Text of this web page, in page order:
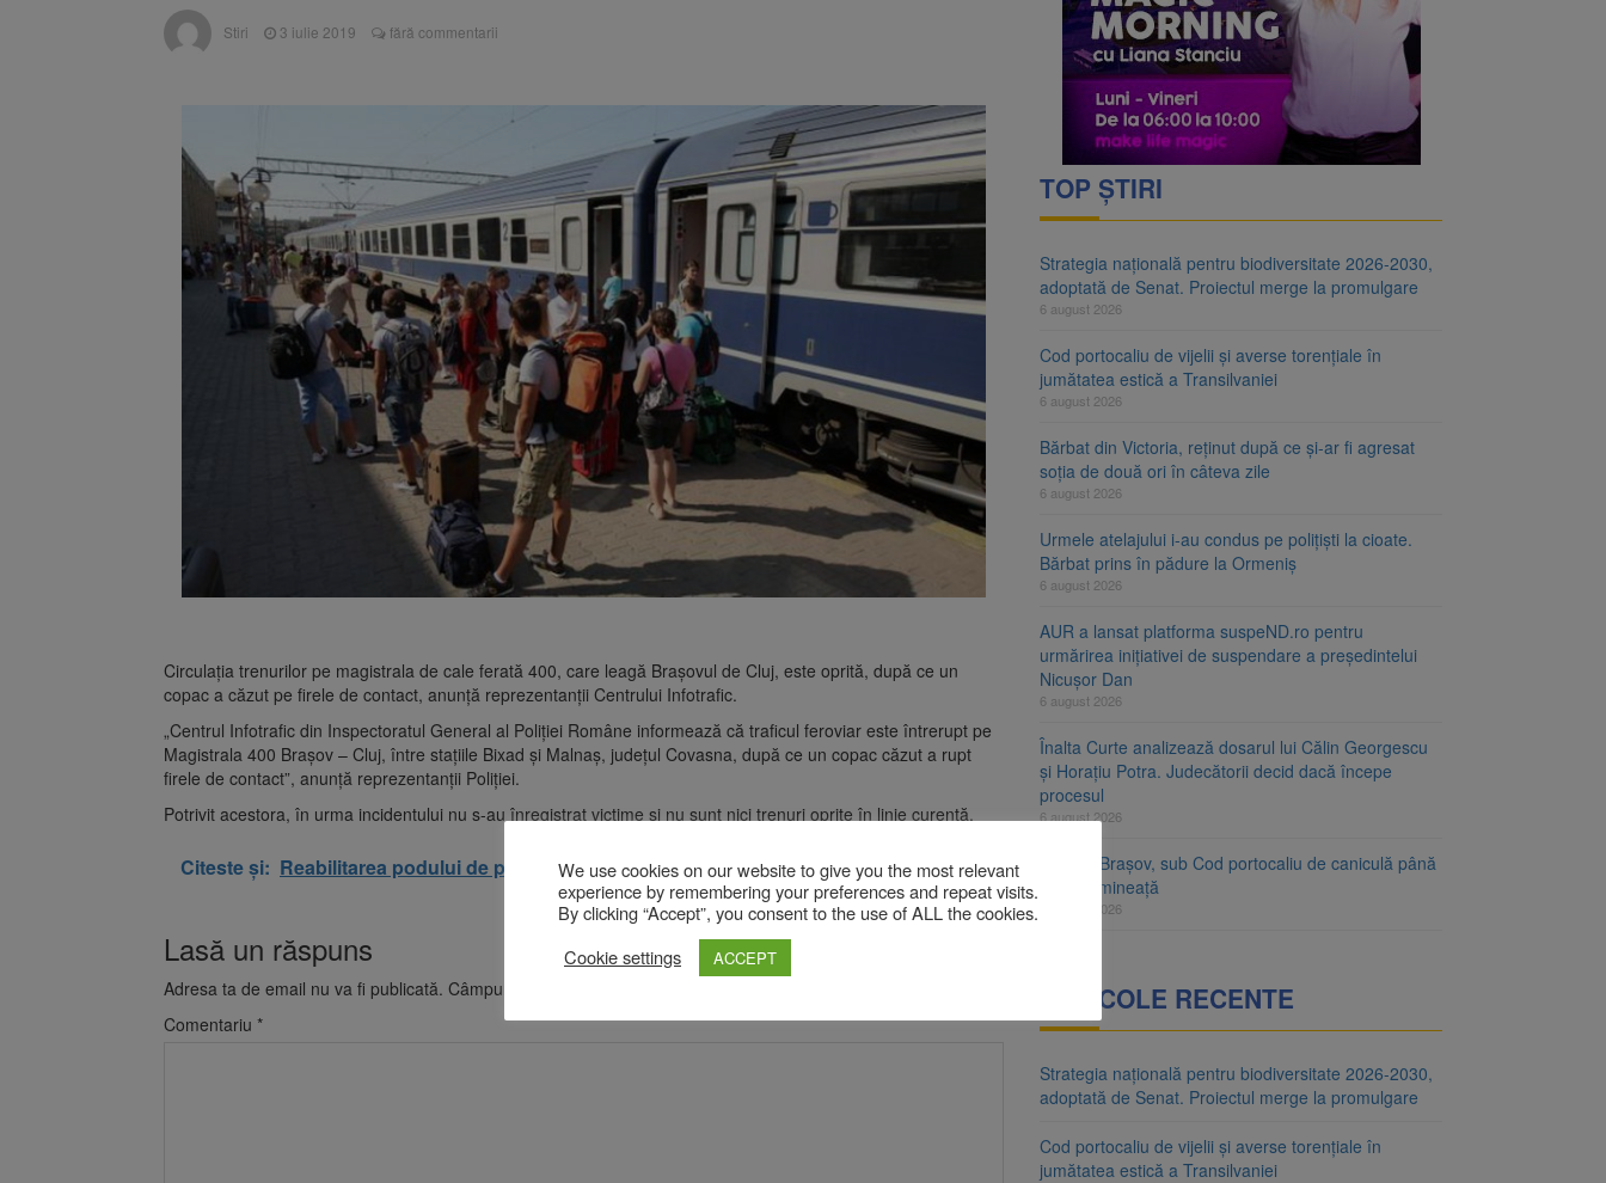
Înalta Curte analizează dosarul lui Călin Georgescu și Horațiu Potra. Judecătorii decid dacă începe
procesul
Strategia națională pentru biodiversitate 2026-2030, adoptată de Senat. Proiectul merge la promulgare
Stiri 3 iulie 2019 fără commentarii
Circulaţia trenurilor pe magistrala de cale ferată 400, care leagă Braşovul de Cluj, este oprită, după ce un
copac a căzut pe firele de contact, anunţă reprezentanţii Centrului Infotrafic.
„Centrul Infotrafic din Inspectoratul General al Poliţiei Române informează că traficul feroviar este întrerupt pe
Magistrala 400 Braşov – Cluj, între staţiile Bixad şi Malnaş, judeţul Covasna, după ce un copac căzut a rupt
firele de contact”, anunţă reprezentanţii Poliţiei.
Potrivit acestora, în urma incidentului nu s-au înregistrat victime şi nu sunt nici trenuri oprite în linie curentă.
Citeste și: Reabilitarea podului de pe str. Plugarilor a ajuns la o execuție de 60%
Lasă un răspuns
Adresa ta de email nu va fi publicată. Câmpurile obligatorii sunt marcate cu
Comentariu *
TOP ȘTIRI
Strategia națională pentru biodiversitate 2026-2030,
adoptată de Senat. Proiectul merge la promulgare
6 august 2026
Cod portocaliu de vijelii și averse torențiale în
jumătatea estică a Transilvaniei
6 august 2026
Bărbat din Victoria, reținut după ce și-ar fi agresat
soția de două ori în câteva zile
6 august 2026
Urmele atelajului i-au condus pe polițiști la cioate.
Bărbat prins în pădure la Ormeniș
6 august 2026
AUR a lansat platforma suspeND.ro pentru
urmărirea inițiativei de suspendare a președintelui
Nicușor Dan
6 august 2026
Înalta Curte analizează dosarul lui Călin Georgescu
și Horațiu Potra. Judecătorii decid dacă începe
procesul
6 august 2026
Județul Brașov, sub Cod portocaliu de caniculă până
vineri dimineață
6 august 2026
ARTICOLE RECENTE
Strategia națională pentru biodiversitate 2026-2030,
adoptată de Senat. Proiectul merge la promulgare
Cod portocaliu de vijelii și averse torențiale în
jumătatea estică a Transilvaniei
We use cookies on our website to give you the most relevant
experience by remembering your preferences and repeat visits.
By clicking “Accept”, you consent to the use of ALL the cookies.
Cookie settings
ACCEPT